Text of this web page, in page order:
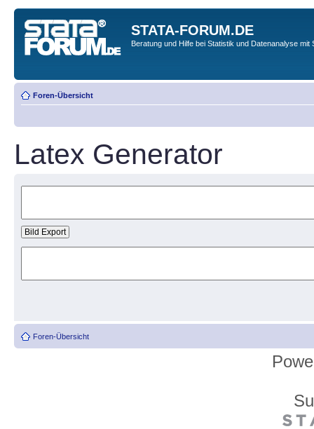
STATA-FORUM.DE
Beratung und Hilfe bei Statistik und Datenanalyse mit
Foren-Übersicht
Latex Generator
Foren-Übersicht